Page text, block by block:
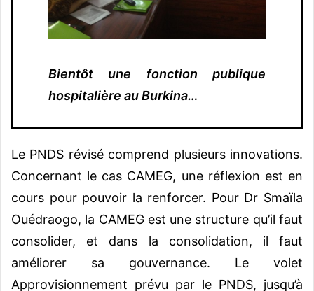
Bientôt une fonction publique
hospitalière au Burkina…
Le PNDS révisé comprend plusieurs innovations.
Concernant le cas CAMEG, une réflexion est en
cours pour pouvoir la renforcer. Pour Dr Smaïla
Ouédraogo, la CAMEG est une structure qu’il faut
consolider, et dans la consolidation, il faut
améliorer sa gouvernance. Le volet
Approvisionnement prévu par le PNDS, jusqu’à